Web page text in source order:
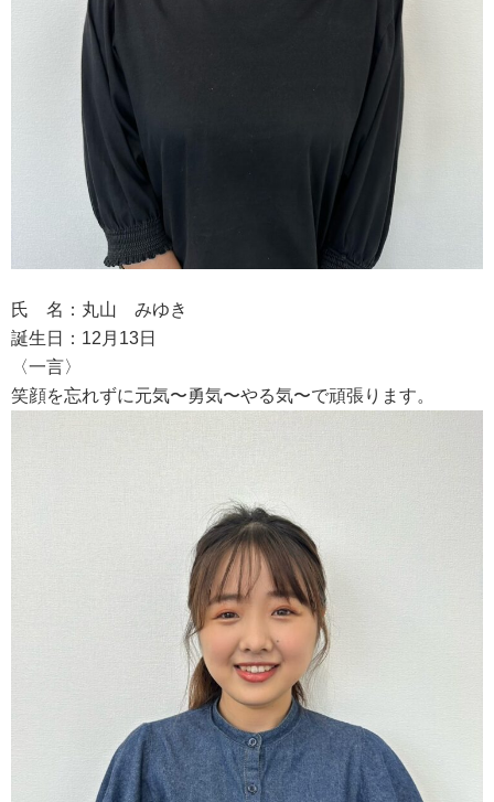
氏 名：丸山 みゆき
誕生日：12月13日
〈一言〉
笑顔を忘れずに元気〜勇気〜やる気〜で頑張ります。